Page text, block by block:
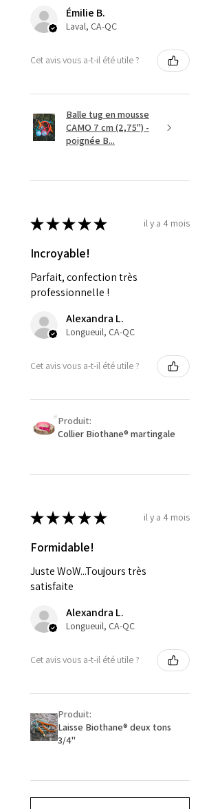
Émilie B.
Laval, CA-QC
Cet avis vous a-t-il été utile ?
Balle tug en mousse
CAMO 7 cm (2,75'') -
poignée B...
★★★★★ il y a 4 mois
Incroyable!
Parfait, confection très
professionnelle !
Alexandra L.
Longueuil, CA-QC
Cet avis vous a-t-il été utile ?
Produit:
Collier Biothane® martingale
★★★★★ il y a 4 mois
Formidable!
Juste WoW...Toujours très
satisfaite
Alexandra L.
Longueuil, CA-QC
Cet avis vous a-t-il été utile ?
Produit:
Laisse Biothane® deux tons
3/4''